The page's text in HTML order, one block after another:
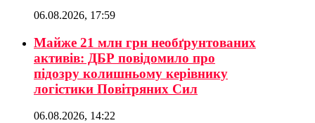
06.08.2026, 17:59
Майже 21 млн грн необґрунтованих
активів: ДБР повідомило про
підозру колишньому керівнику
логістики Повітряних Сил
06.08.2026, 14:22